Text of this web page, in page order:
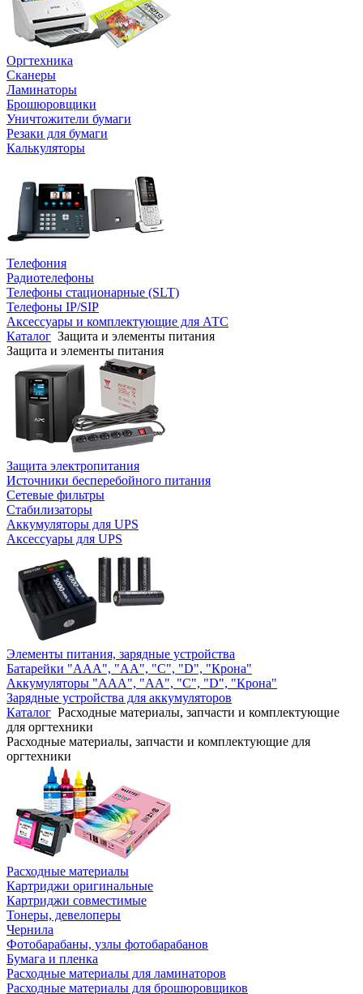
Оргтехника
Сканеры
Ламинаторы
Брошюровщики
Уничтожители бумаги
Резаки для бумаги
Калькуляторы
Телефония
Радиотелефоны
Телефоны стационарные (SLT)
Телефоны IP/SIP
Аксессуары и комплектующие для АТС
Каталог Защита и элементы питания
Защита и элементы питания
Защита электропитания
Источники бесперебойного питания
Сетевые фильтры
Стабилизаторы
Аккумуляторы для UPS
Аксессуары для UPS
Элементы питания, зарядные устройства
Батарейки "AAA", "AA", "C", "D", "Крона"
Аккумуляторы "AAA", "AA", "C", "D", "Крона"
Зарядные устройства для аккумуляторов
Каталог Расходные материалы, запчасти и комплектующие
для оргтехники
Расходные материалы, запчасти и комплектующие для
оргтехники
Расходные материалы
Картриджи оригинальные
Картриджи совместимые
Тонеры, девелоперы
Чернила
Фотобарабаны, узлы фотобарабанов
Бумага и пленка
Расходные материалы для ламинаторов
Расходные материалы для брошюровщиков